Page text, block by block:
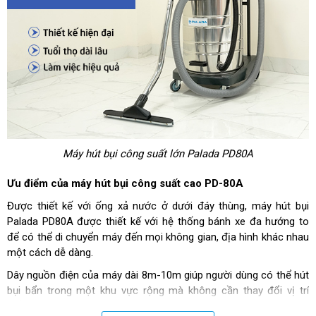
Máy hút bụi công suất lớn Palada PD80A
Ưu điểm của máy hút bụi công suất cao PD-80A
Được thiết kế với ống xả nước ở dưới đáy thùng, máy hút bụi
Palada PD80A được thiết kế với hệ thống bánh xe đa hướng to
để có thể di chuyển máy đến mọi không gian, địa hình khác nhau
một cách dễ dàng.
Dây nguồn điện của máy dài 8m-10m giúp người dùng có thể hút
bụi bẩn trong một khu vực rộng mà không cần thay đổi vị trí